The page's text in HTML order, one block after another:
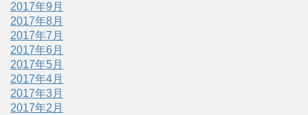
2017年9月
2017年8月
2017年7月
2017年6月
2017年5月
2017年4月
2017年3月
2017年2月